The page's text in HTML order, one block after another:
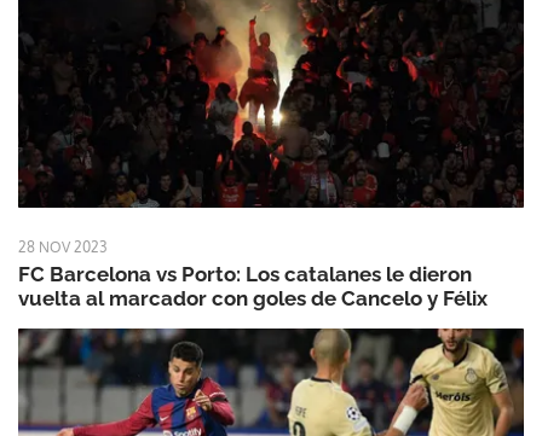
28 NOV 2023
FC Barcelona vs Porto: Los catalanes le dieron
vuelta al marcador con goles de Cancelo y Félix